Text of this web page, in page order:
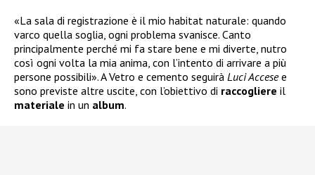
«La sala di registrazione è il mio habitat naturale: quando
varco quella soglia, ogni problema svanisce. Canto
principalmente perché mi fa stare bene e mi diverte, nutro
così ogni volta la mia anima, con l’intento di arrivare a più
persone possibili». A Vetro e cemento seguirà Luci Accesee
sono previste altre uscite, con l’obiettivo di raccogliere il
materiale in un album.